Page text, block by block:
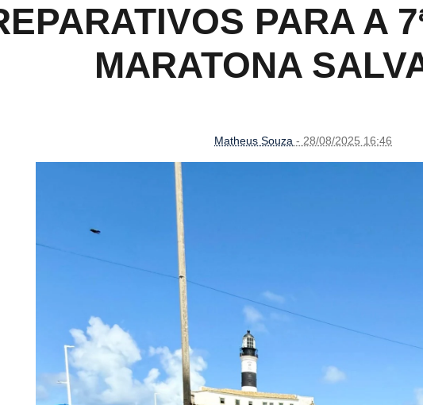
PARA A
MARATONA
Matheus Souza - 28/08/2025 16:46